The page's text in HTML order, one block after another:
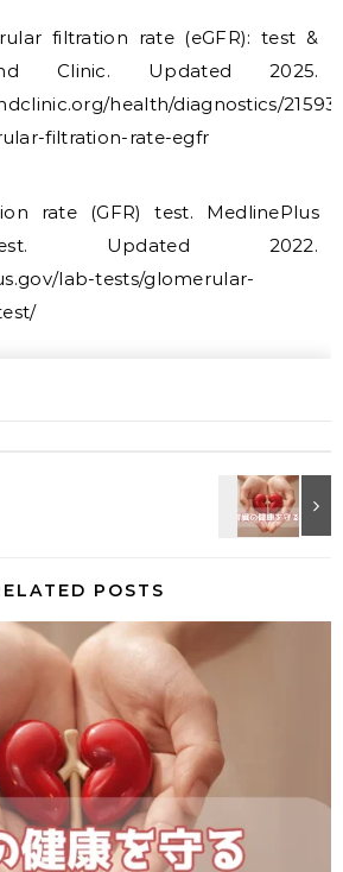
filtration rate (eGFR): test &
Clinic. Updated 2025.
health/diagnostics/21593-
filtration-rate-egfr
rate (GFR) test. MedlinePlus
Updated 2022.
lab-tests/glomerular-
POSTS